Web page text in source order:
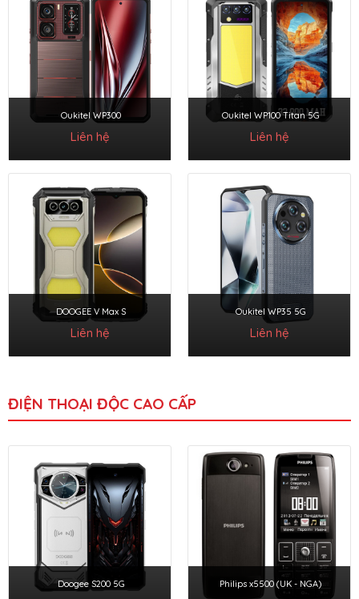
Oukitel WP300
Liên hệ
Oukitel WP100 Titan 5G
Liên hệ
DOOGEE V Max S
Liên hệ
Oukitel WP35 5G
Liên hệ
ĐIỆN THOẠI ĐỘC CAO CẤP
Doogee S200 5G Philips x5500 (UK - NGA)